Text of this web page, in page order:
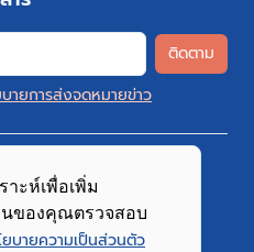
ติดตาม
ายการส่งจดหมายข่าว
All Rights Reserved
าะห์เพื่อเพิ่ม
ของคุณตรวจสอบ
ยบายความเป็นส่วนตัว